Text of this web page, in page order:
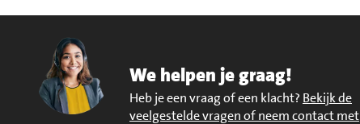
We helpen je graag!
Heb je een vraag of een klacht? Bekijk de
veelgestelde vragen of neem contact met